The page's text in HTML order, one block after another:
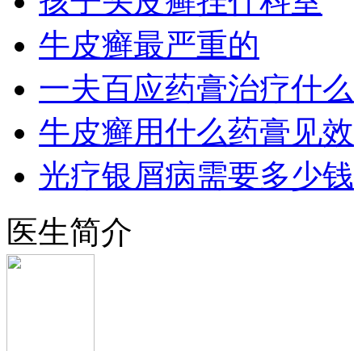
牛皮癣最严重的
一夫百应药膏治疗什么
牛皮癣用什么药膏见效
光疗银屑病需要多少钱
医生简介